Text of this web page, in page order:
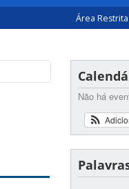
Área Restrita
Não há